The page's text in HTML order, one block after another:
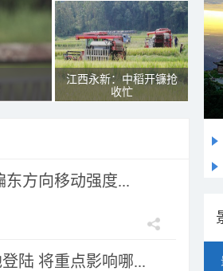
江西永新：中稻开镰抢
收忙
东方向移动强度...
陆 将重点影响哪...